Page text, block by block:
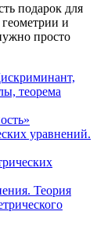
подарок для
и
просто
теорема
уравнений.
Теория